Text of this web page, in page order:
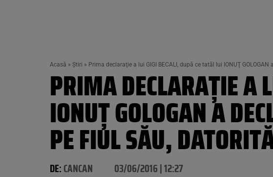
Acasă » Știri » Prima declaraţie a lui GIGI BECALI, după ce tatăl lui IONUŢ
PRIMA DECLARAŢIE A
IONUŢ GOLOGAN A
PE FIUL SĂU,
DE:CANCAN 03/06/2016 | 12:27